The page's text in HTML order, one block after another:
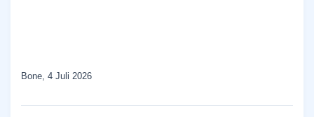
Bone, 4 Juli 2026